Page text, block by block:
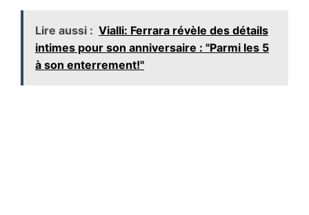
Lire aussi : Vialli: Ferrara révèle des détails
intimes pour son anniversaire : "Parmi les 5
à son enterrement!"